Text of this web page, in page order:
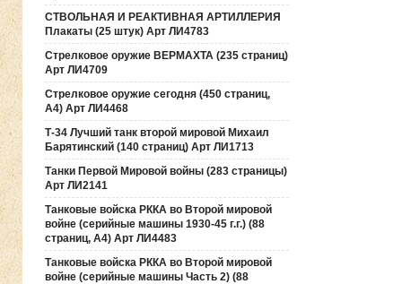
СТВОЛЬНАЯ И РЕАКТИВНАЯ АРТИЛЛЕРИЯ
Плакаты (25 штук) Арт ЛИ4783
Стрелковое оружие ВЕРМАХТА (235 страниц)
Арт ЛИ4709
Стрелковое оружие сегодня (450 страниц,
А4) Арт ЛИ4468
Т-34 Лучший танк второй мировой Михаил
Барятинский (140 страниц) Арт ЛИ1713
Танки Первой Мировой войны (283 страницы)
Арт ЛИ2141
Танковые войска РККА во Второй мировой
войне (серийные машины 1930-45 г.г.) (88
страниц, А4) Арт ЛИ4483
Танковые войска РККА во Второй мировой
войне (серийные машины Часть 2) (88